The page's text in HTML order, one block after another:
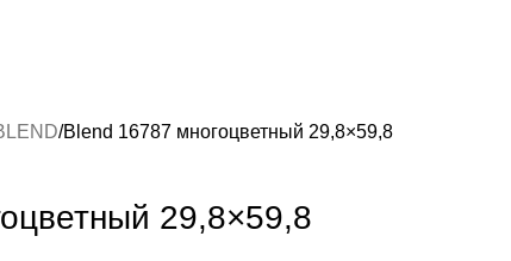
Blend 16787 многоцветный 29,8×59,8
29,8×59,8